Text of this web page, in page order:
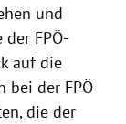
und
FPÖ-
auf die
bei der FPÖ
die der